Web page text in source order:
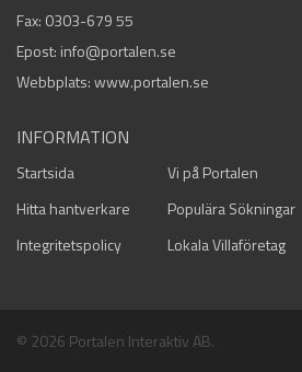
Fax: 0303-679 55
Epost: info@portalen.se
Webbplats: www.portalen.se
INFORMATION
Startsida Vi på Portalen
Hitta hantverkare
Populära Sökningar
Integritetspolicy
Lokala Villaföretag
© 2026 Portalen Interaktiv AB.